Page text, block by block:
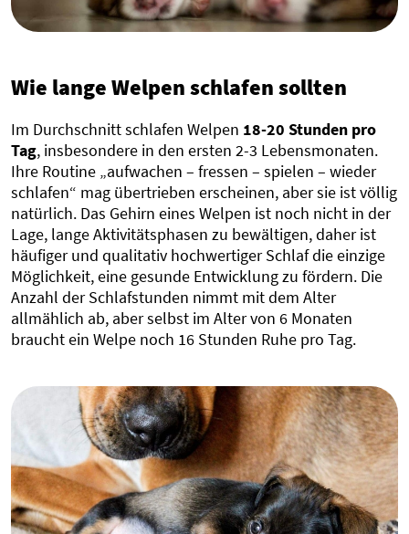
Wie lange Welpen schlafen sollten
Im Durchschnitt schlafen Welpen 18-20 Stunden pro
Tag, insbesondere in den ersten 2-3 Lebensmonaten.
Ihre Routine „aufwachen – fressen – spielen – wieder
schlafen“ mag übertrieben erscheinen, aber sie ist völlig
natürlich. Das Gehirn eines Welpen ist noch nicht in der
Lage, lange Aktivitätsphasen zu bewältigen, daher ist
häufiger und qualitativ hochwertiger Schlaf die einzige
Möglichkeit, eine gesunde Entwicklung zu fördern. Die
Anzahl der Schlafstunden nimmt mit dem Alter
allmählich ab, aber selbst im Alter von 6 Monaten
braucht ein Welpe noch 16 Stunden Ruhe pro Tag.